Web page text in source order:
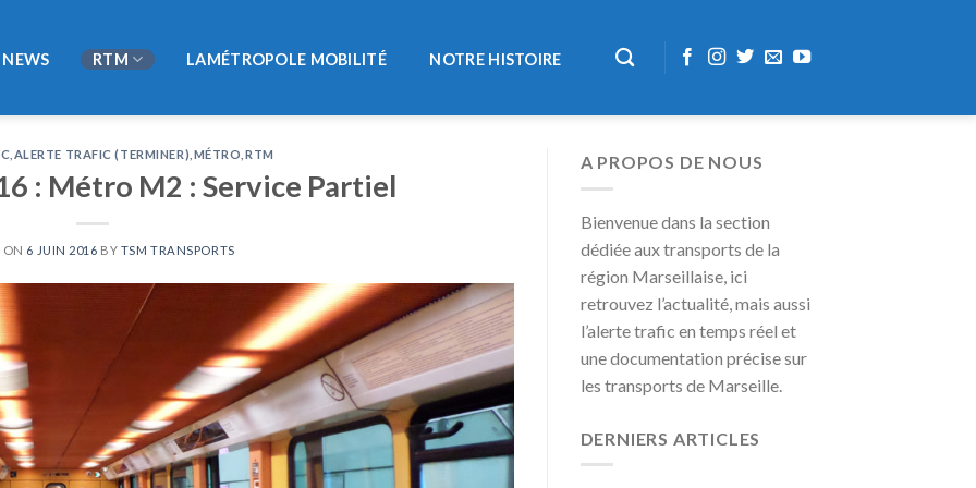
NEWS RTM LAMÉTROPOLE MOBILITÉ NOTRE HISTOIRE
ALERTE TRAFIC (TERMINER) MÉTRO ,RTM
: Métro M2 : Service Partiel
ON 6 JUIN 2016 BY TSM TRANSPORTS
A PROPOS DE NOUS
Bienvenue dans la section
dédiée aux transports de la
région Marseillaise, ici
retrouvez l’actualité, mais aussi
l’alerte trafic en temps réel et
une documentation précise sur
les transports de Marseille.
DERNIERS ARTICLES